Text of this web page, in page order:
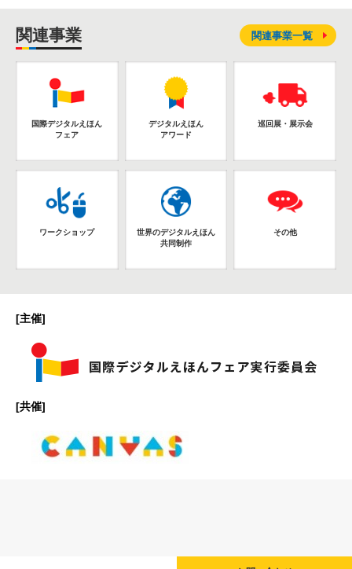
関連事業
国際デジタルえほん
フェア
デジタルえほん
アワード
巡回展・展示会
ワークショップ
世界のデジタルえほん
共同制作
その他
関連事業一覧
[主催]
[共催]